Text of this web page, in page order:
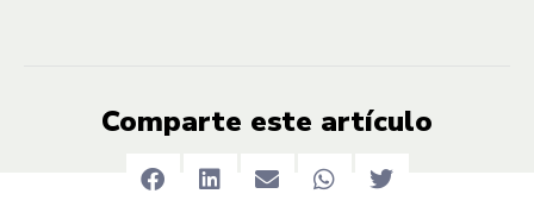
Comparte este artículo